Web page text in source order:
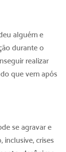
alguém e
durante o
realizar
que vem após
se agravar e
inclusive, crises